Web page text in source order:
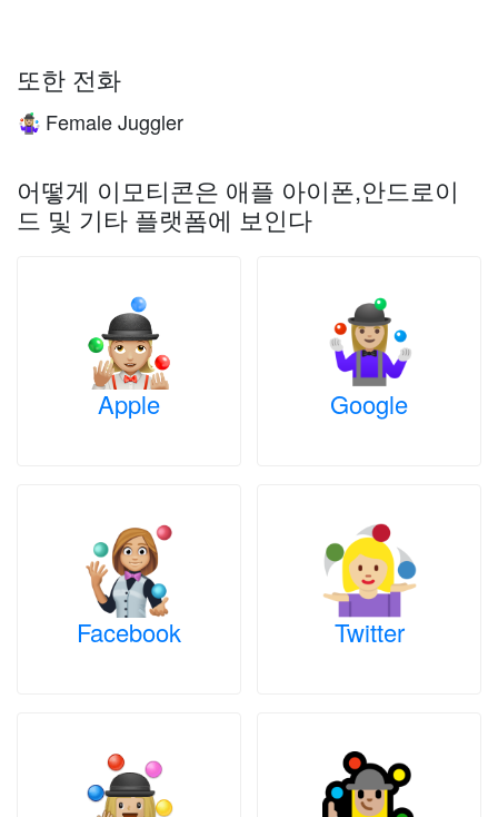
또한 전화
🤹🏼‍♀️ Female Juggler
어떻게 이모티콘은 애플 아이폰,안드로이
드 및 기타 플랫폼에 보인다
Apple Google
Facebook Twitter